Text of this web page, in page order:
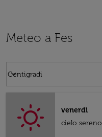
Meteo a Fes
Centigradi
keyboard_arrow_down
venerdì
cielo sereno